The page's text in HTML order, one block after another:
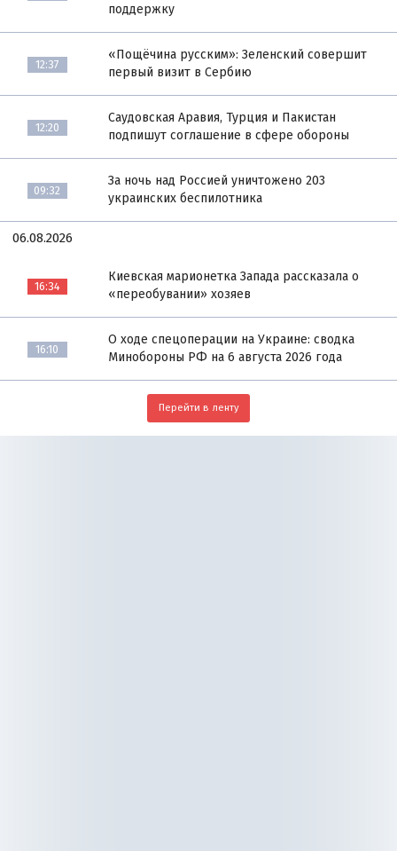
поддержку
12:37
«Пощёчина русским»: Зеленский совершит
первый визит в Сербию
12:20
Саудовская Аравия, Турция и Пакистан
подпишут соглашение в сфере обороны
09:32
За ночь над Россией уничтожено 203
украинских беспилотника
06.08.2026
16:34
Киевская марионетка Запада рассказала о
«переобувании» хозяев
16:10
О ходе спецоперации на Украине: сводка
Минобороны РФ на 6 августа 2026 года
Перейти в ленту